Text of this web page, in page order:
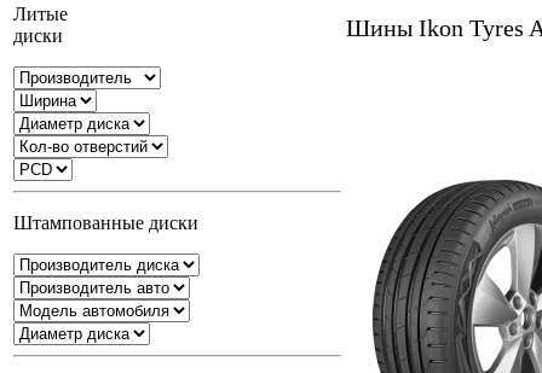
Литые
диски
Штампованные диски
Шины Ikon Tyres